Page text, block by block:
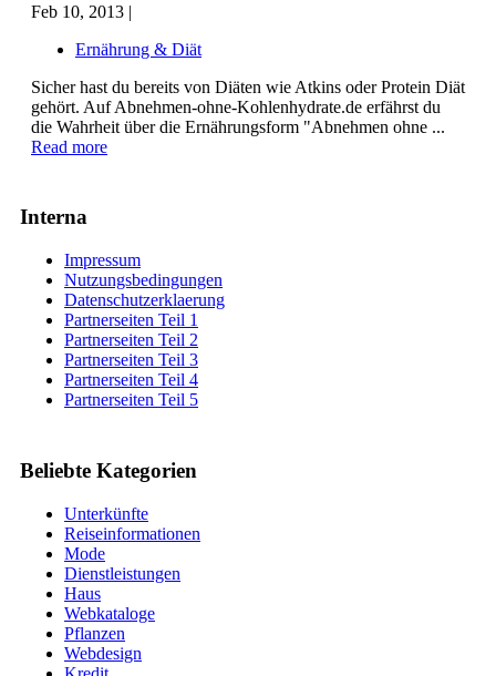
Beliebte Kategorien
Unterkünfte
Reiseinformationen
Mode
Dienstleistungen
Haus
Webkataloge
Pflanzen
Webdesign
Feb 10, 2013 |
Ernährung & Diät
Sicher hast du bereits von Diäten wie Atkins oder Protein Diät
gehört. Auf Abnehmen-ohne-Kohlenhydrate.de erfährst du
die Wahrheit über die Ernährungsform "Abnehmen ohne ...
Read more
Interna
Impressum
Nutzungsbedingungen
Datenschutzerklaerung
Partnerseiten Teil 1
Partnerseiten Teil 2
Partnerseiten Teil 3
Partnerseiten Teil 4
Partnerseiten Teil 5